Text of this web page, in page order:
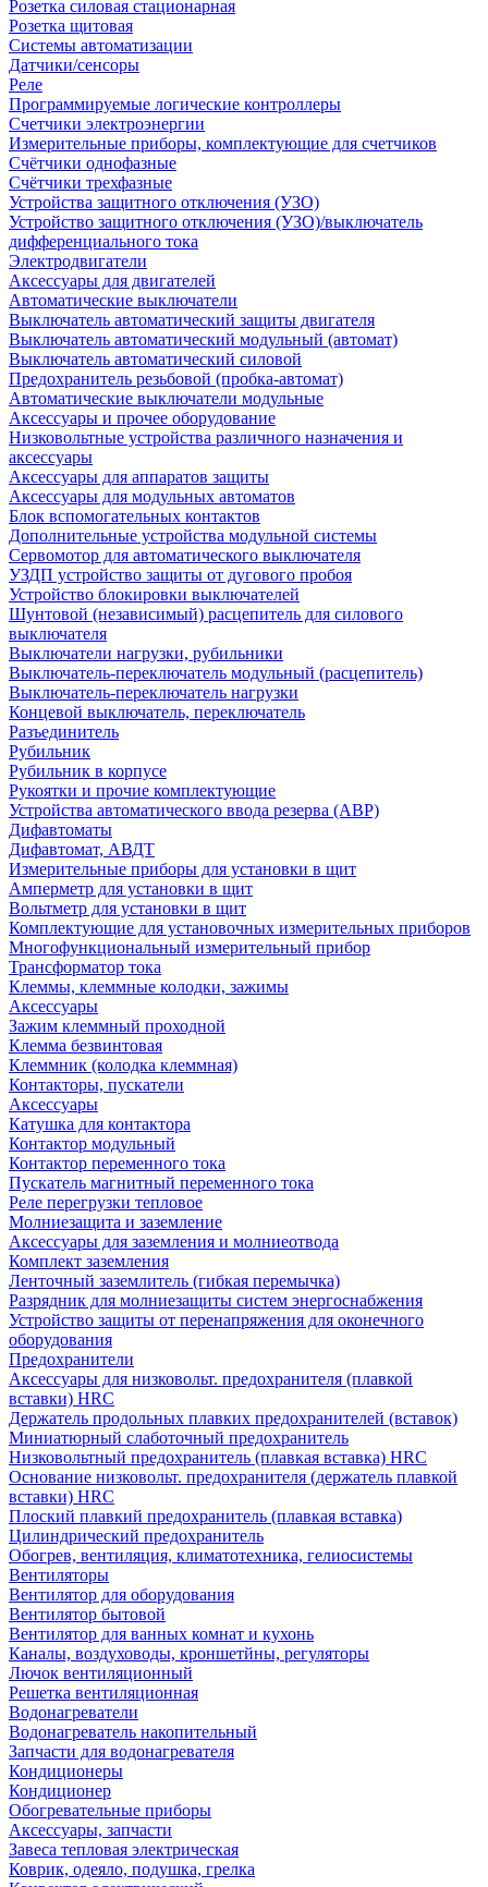
Розетка силовая стационарная
Розетка щитовая
Системы автоматизации
Датчики/сенсоры
Реле
Программируемые логические контроллеры
Счетчики электроэнергии
Измерительные приборы, комплектующие для счетчиков
Счётчики однофазные
Счётчики трехфазные
Устройства защитного отключения (УЗО)
Устройство защитного отключения (УЗО)/выключатель
дифференциального тока
Электродвигатели
Аксессуары для двигателей
Автоматические выключатели
Выключатель автоматический защиты двигателя
Выключатель автоматический модульный (автомат)
Выключатель автоматический силовой
Предохранитель резьбовой (пробка-автомат)
Автоматические выключатели модульные
Аксессуары и прочее оборудование
Низковольтные устройства различного назначения и
аксессуары
Аксессуары для аппаратов защиты
Аксессуары для модульных автоматов
Блок вспомогательных контактов
Дополнительные устройства модульной системы
Сервомотор для автоматического выключателя
УЗДП устройство защиты от дугового пробоя
Устройство блокировки выключателей
Шунтовой (независимый) расцепитель для силового
выключателя
Выключатели нагрузки, рубильники
Выключатель-переключатель модульный (расцепитель)
Выключатель-переключатель нагрузки
Концевой выключатель, переключатель
Разъединитель
Рубильник
Рубильник в корпусе
Рукоятки и прочие комплектующие
Устройства автоматического ввода резерва (АВР)
Дифавтоматы
Дифавтомат, АВДТ
Измерительные приборы для установки в щит
Амперметр для установки в щит
Вольтметр для установки в щит
Комплектующие для установочных измерительных приборов
Многофункциональный измерительный прибор
Трансформатор тока
Клеммы, клеммные колодки, зажимы
Аксессуары
Зажим клеммный проходной
Клемма безвинтовая
Клеммник (колодка клеммная)
Контакторы, пускатели
Аксессуары
Катушка для контактора
Контактор модульный
Контактор переменного тока
Пускатель магнитный переменного тока
Реле перегрузки тепловое
Молниезащита и заземление
Аксессуары для заземления и молниеотвода
Комплект заземления
Ленточный заземлитель (гибкая перемычка)
Разрядник для молниезащиты систем энергоснабжения
Устройство защиты от перенапряжения для оконечного
оборудования
Предохранители
Аксессуары для низковольт. предохранителя (плавкой
вставки) HRC
Держатель продольных плавких предохранителей (вставок)
Миниатюрный слаботочный предохранитель
Низковольтный предохранитель (плавкая вставка) HRC
Основание низковольт. предохранителя (держатель плавкой
вставки) HRC
Плоский плавкий предохранитель (плавкая вставка)
Цилиндрический предохранитель
Обогрев, вентиляция, климатотехника, гелиосистемы
Вентиляторы
Вентилятор для оборудования
Вентилятор бытовой
Вентилятор для ванных комнат и кухонь
Каналы, воздуховоды, кроншетйны, регуляторы
Лючок вентиляционный
Решетка вентиляционная
Водонагреватели
Водонагреватель накопительный
Запчасти для водонагревателя
Кондиционеры
Кондиционер
Обогревательные приборы
Аксессуары, запчасти
Завеса тепловая электрическая
Коврик, одеяло, подушка, грелка